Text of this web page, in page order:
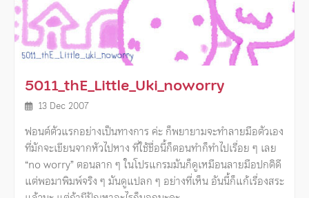
5011_thE_Little_Uki_noworry
13 Dec 2007
ฟอนต์ตัวแรกอย่างเป็นทางการ ค่ะ ก็พยายามจะทําลายมือตัวเอง
ที่มักจะเขียนจากหัวไปหาง ที่ใช้ชื่อนี้ก็ตอนทําก็ทําไปเรื่อย ๆ เลย
“no worry” ตอนลาก ๆ ในโปรแกรมมันก็ดูเหมือนลายมือปกติดี
แต่พอมาพิมพ์จริง ๆ มันดูแปลก ๆ อย่างที่เห็น อันนี้ก็แก้เรื่องสระ